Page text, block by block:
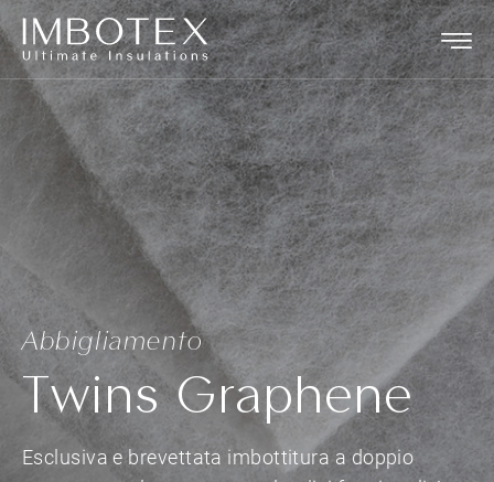
Abbigliamento
Twins Graphene
Esclusiva e brevettata imbottitura a doppio